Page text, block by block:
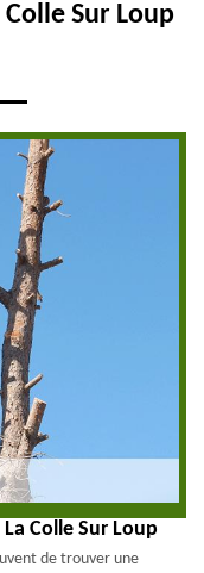
Sur Loup
Colle Sur Loup
de trouver une